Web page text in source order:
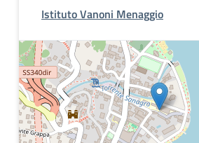
Istituto Vanoni Menaggio